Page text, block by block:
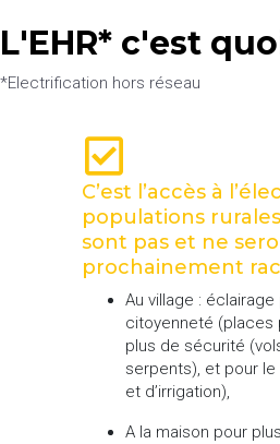
L'EHR* c'est
*Electrification hors réseau
C’est l’accès à
populations
sont pas et ne
prochainement
Au village :
citoyenneté (places
plus de sécurité
serpents), et pour le
et d’irrigation),
A la maison pour